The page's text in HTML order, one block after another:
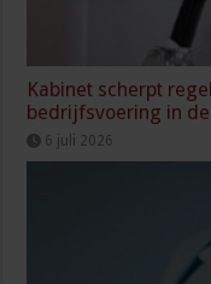
Kabinet scherpt
bedrijfsvoering in
6 juli 2026